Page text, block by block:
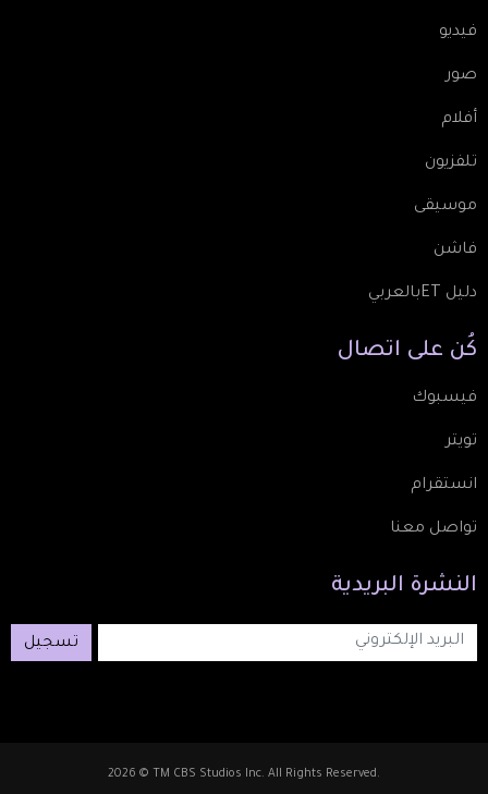
فيديو
صور
أفلام
تلفزيون
موسيقى
فاشن
دليل ETبالعربي
كُن على اتصال
فيسبوك
تويتر
انستقرام
تواصل معنا
النشرة البريدية
تسجيل
2026 © TM CBS Studios Inc. All Rights Reserved.